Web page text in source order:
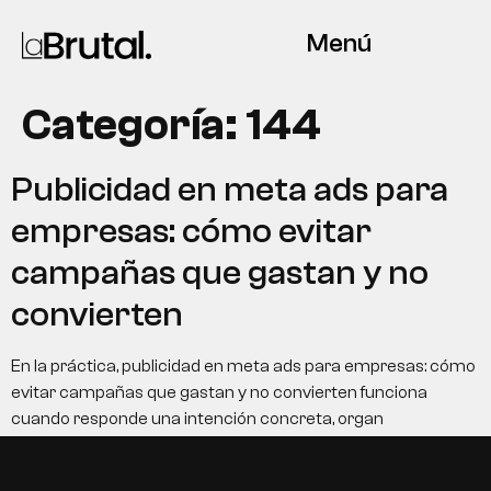
Menú
Categoría: 144
Publicidad en meta ads para
empresas: cómo evitar
campañas que gastan y no
convierten
En la práctica, publicidad en meta ads para empresas: cómo
evitar campañas que gastan y no convierten funciona
cuando responde una intención concreta, organ